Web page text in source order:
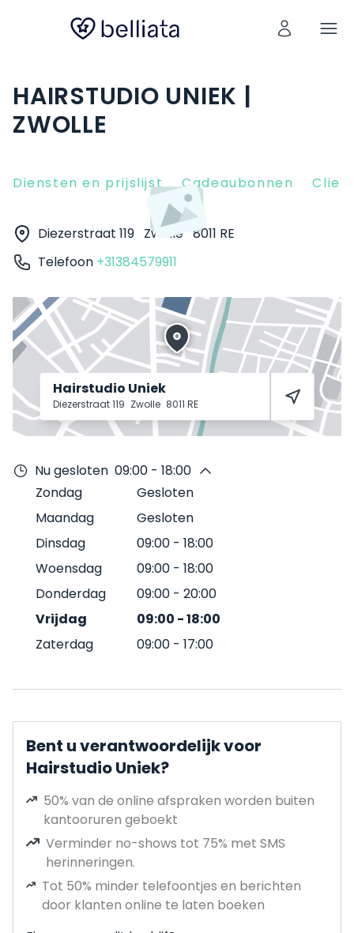
HAIRSTUDIO UNIEK |
ZWOLLE
Diensten en prijslijst Cadeaubonnen
Diezerstraat 119 Zwolle 8011 RE
Telefoon +31384579911
Hairstudio Uniek
Diezerstraat 119 Zwolle 8011 RE
Nu gesloten 09:00 - 18:00
Zondag
Gesloten
Maandag
Gesloten
Dinsdag
09:00 - 18:00
Woensdag
09:00 - 18:00
Donderdag
09:00 - 20:00
Vrijdag
09:00 -18:00
Zaterdag
09:00 - 17:00
Bent u verantwoordelijk voor
Hairstudio Uniek?
50% van de online afspraken worden buiten
kantooruren geboekt
Verminder no-shows tot 75% met SMS
herinneringen.
Tot 50% minder telefoontjes en berichten
door klanten online te laten boeken